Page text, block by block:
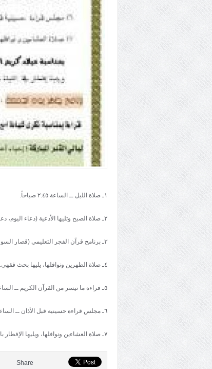
١ـ صلاة الليل ــ الساعة ٢:٤٥ صباحاً.
٢ـ صلاة الصبح وتليها الأدعية (دعاء اليوم، دعاء العهد، دعاء الصباح).
٣ـ برنامج قرآن الفجر التعليمي (قصار السور، الأذان والإقامة، تصحيح التلاوة).
٤ـ صلاة الظهرين ونوافلها، يليها بحث فقهي.
٥ـ قراءة ما تيسر من القرآن الكريم ــ الساعة ٥:٣٠ مساء.
٦ـ مجلس قراءة حسينية قبل الأذان ــ الساعة ٦:٣٠ مساء.
٧ـ صلاة العشاءين ونوافلها، ويليها الإفطار بالمسجد.
Share